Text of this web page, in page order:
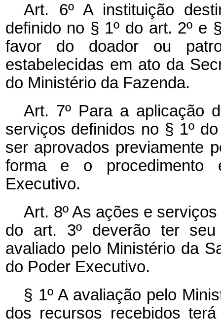
Art. 6º A instituição
definido no § 1º do art. 2º e
favor do doador ou
estabelecidas em ato da
do Ministério da Fazenda.
Art. 7º Para a aplicação
serviços definidos no § 1º
ser aprovados previamente
forma e o procedimento
Executivo.
Art. 8º As ações e
do art. 3º deverão ter seu
avaliado pelo Ministério da
do Poder Executivo.
§ 1º A avaliação pelo
dos recursos recebidos